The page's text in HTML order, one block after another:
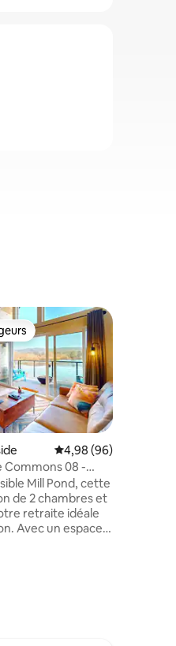
commentaires : 4,96 sur 5
Évaluation moyenne
4,98 (96)
Commons 08 -
Mill Pond, cette
de 2 chambres et
retraite idéale
Avec un espace
Nous sommes